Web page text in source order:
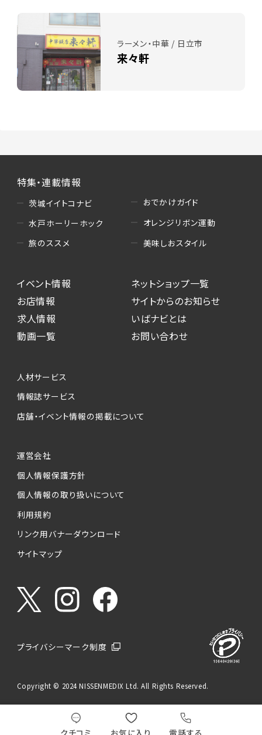
ラーメン・中華 / 日立市
来々軒
特集・連載情報
茨城イイトコナビ
水戸ホーリーホック
旅のススメ
おでかけガイド
オレンジリボン運動
美味しおスタイル
イベント情報
お店情報
求人情報
動画一覧
ネットショップ一覧
サイトからのお知らせ
いばナビとは
お問い合わせ
人材サービス
情報誌サービス
店舗・イベント情報の掲載について
運営会社
個人情報保護方針
個人情報の取り扱いについて
利用規約
リンク用バナーダウンロード
サイトマップ
プライバシーマーク制度
Copyright © 2024 NISSENMEDIX Ltd. All Rights Reserved.